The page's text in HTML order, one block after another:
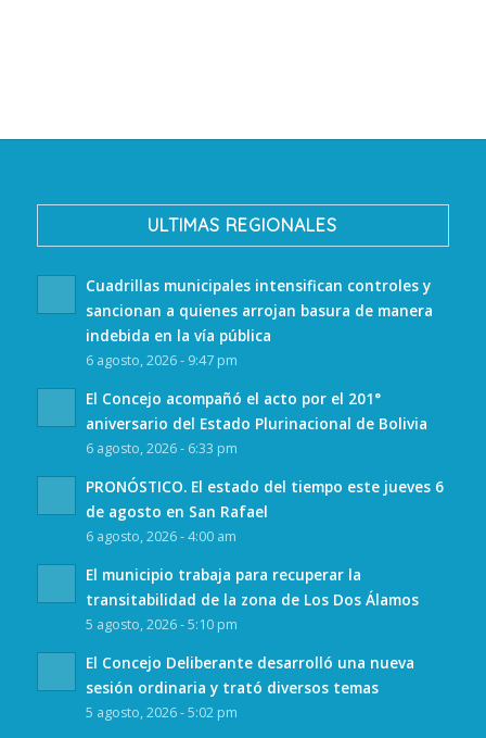
ULTIMAS REGIONALES
Cuadrillas municipales intensifican controles y
sancionan a quienes arrojan basura de manera
indebida en la vía pública
6 agosto, 2026 - 9:47 pm
El Concejo acompañó el acto por el 201°
aniversario del Estado Plurinacional de Bolivia
6 agosto, 2026 - 6:33 pm
PRONÓSTICO. El estado del tiempo este jueves 6
de agosto en San Rafael
6 agosto, 2026 - 4:00 am
El municipio trabaja para recuperar la
transitabilidad de la zona de Los Dos Álamos
5 agosto, 2026 - 5:10 pm
El Concejo Deliberante desarrolló una nueva
sesión ordinaria y trató diversos temas
5 agosto, 2026 - 5:02 pm